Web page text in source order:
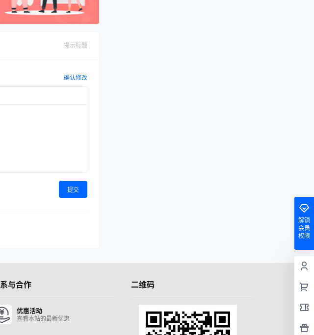
提示标题
确认修改
提交
解锁
会员
权限
与合作
优惠活动
查看本站的最新优惠
二维码